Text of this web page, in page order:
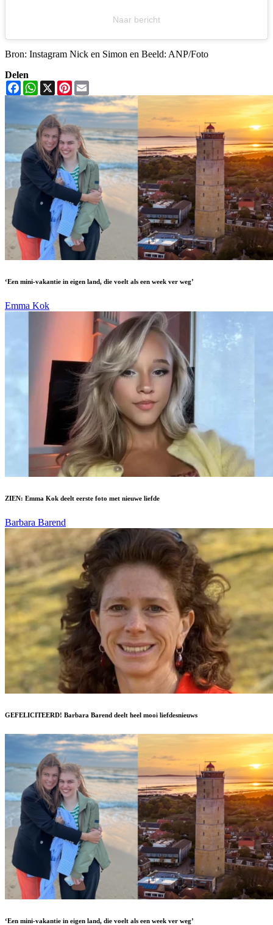
Naar bericht
Bron: Instagram Nick en Simon en Beeld: ANP/Foto
Delen
FacebookWhatsApp
X Pinterest
‘Een mini-vakantie in eigen land, die voelt als een week ver weg’
Emma Kok
ZIEN: Emma Kok deelt eerste foto met nieuwe liefde
Barbara Barend
GEFELICITEERD! Barbara Barend deelt heel mooi liefdesnieuws
‘Een mini-vakantie in eigen land, die voelt als een week ver weg’